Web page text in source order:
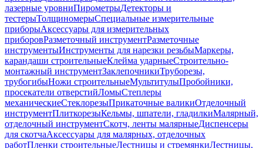
лазерные уровниПирометрыДетекторы и
тестерыТолщиномерыСпециальные измерительные
приборыАксессуары для измерительных
приборовРазметочный инструментРазметочные
инструментыИнструменты для нарезки резьбыМаркеры,
карандаши строительныеКлейма ударныеСтроительно-
монтажный инструментЗаклепочникиТруборезы,
трубогибыНожи строительныеМультитулыПробойники,
просекатели отверстийЛомыСтеплеры
механическиеСтеклорезыПрикаточные валикиОтделочный
инструментПлиткорезыКельмы, шпатели, гладилкиМалярный,
отделочный инструментСкотч, ленты малярныеДиспенсеры
для скотчаАксессуары для малярных, отделочных
работПленки строительныеЛестницы и стремянкиЛестницы,